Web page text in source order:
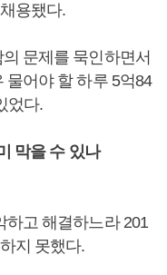
용됐다.
문제를 묵인하면서
물어야 할 하루 5억84
었다.
막을 수 있나
하고 해결하느라 201
지 못했다.